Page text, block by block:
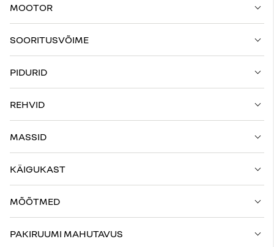
MOOTOR
SOORITUSVÕIME
PIDURID
REHVID
MASSID
KÄIGUKAST
MÕÕTMED
PAKIRUUMI MAHUTAVUS